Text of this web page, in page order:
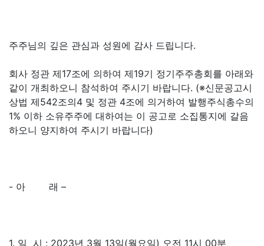
주주님의 깊은 관심과 성원에 감사 드립니다.
회사 정관 제17조에 의하여 제19기 정기주주총회를 아래와
같이 개최하오니 참석하여 주시기 바랍니다. (※신문공고시
상법 제542조의4 및 정관 4조에 의거하여 발행주식총수의
1% 이하 소유주주에 대하여는 이 공고로 소집통지에 갈음
하오니 양지하여 주시기 바랍니다)
- 아 래 –
1. 일 시 : 2023년 3월 13일(월요일) 오전 11시 00분